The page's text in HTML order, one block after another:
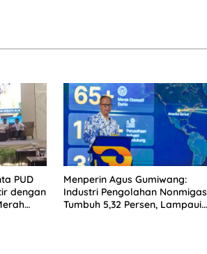
PUD
dengan
Menperin Agus Gumiwang:
Industri Pengolahan Nonmigas
Tumbuh 5,32 Persen, Lampaui